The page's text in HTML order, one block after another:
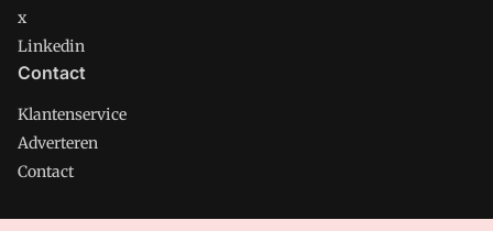
x
Linkedin
Contact
Klantenservice
Adverteren
Contact